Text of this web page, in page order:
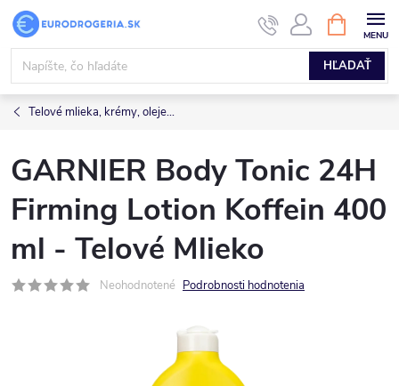
Prejsť
obsah
HĽADAŤ
KOŠÍK
Telové mlieka, krémy, oleje...
GARNIER Body Tonic 24H
Firming Lotion Koffein 400
ml - Telové Mlieko
Neohodnotené Podrobnosti hodnotenia